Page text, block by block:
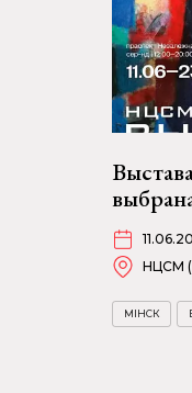
НЦСМ
МІНСК